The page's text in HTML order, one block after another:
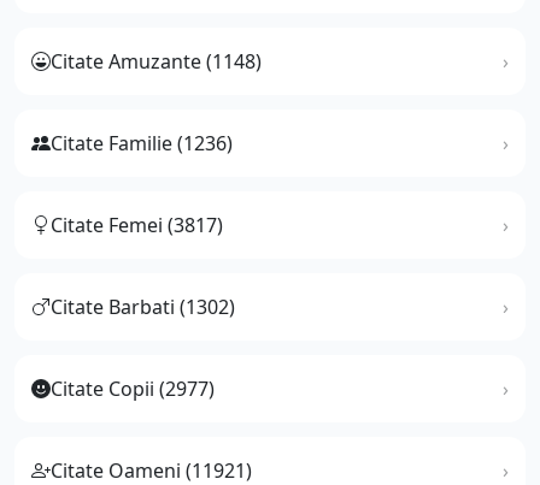
Citate Amuzante (1148)
Citate Familie (1236)
Citate Femei (3817)
Citate Barbati (1302)
Citate Copii (2977)
Citate Oameni (11921)